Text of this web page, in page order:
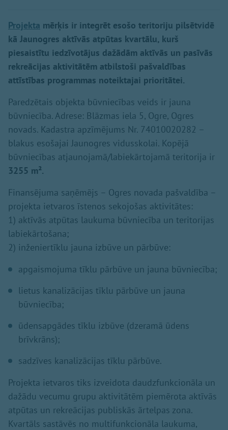
Projekta mērķis ir integrēt esošo teritoriju pilsētvidē
kā Jaunogres aktīvās atpūtas kvartālu, kurš
piesaistītu iedzīvotājus dažādām aktīvās un pasīvās
rekreācijas aktivitātēm atbilstoši pašvaldības
attīstības programmas noteiktajai prioritātei.
Paredzētais objekta būvniecības veids ir jauna
būvniecība. Adrese: Blāzmas iela 5, Ogre, Ogres
novads. Kadastra apzīmējums Nr. 74010020282 –
blakus esošajai Jaunogres vidusskolai. Kopējā
būvniecības atjaunojamā/labiekārtojamā teritorija ir
3255 m².
Finansējuma saņēmējs – Ogres novada pašvaldība –
projekta ietvaros īstenos sekojošas aktivitātes:
1) aktīvās atpūtas laukuma būvniecība un teritorijas
labiekārtošana;
2) inženiertīklu jauna izbūve un pārbūve:
apgaismojuma tīklu pārbūve un jauna būvniecība;
lietus kanalizācijas tīklu pārbūve un jauna
būvniecība;
ūdensapgādes tīklu izbūve (dzeramā ūdens
brīvkrāns);
sadzīves kanalizācijas tīklu pārbūve.
Projekta ietvaros tiks izveidota daudzfunkcionāla un
dažādu vecumu grupu aktivitātēm piemērota aktīvās
atpūtas un rekreācijas publiskās ārtelpas zona.
Kvartāls sastāvēs no multifunkcionāla laukuma,